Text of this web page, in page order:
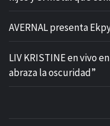
AVERNAL presenta
LIV KRISTINE en vivo
abraza la oscuridad”